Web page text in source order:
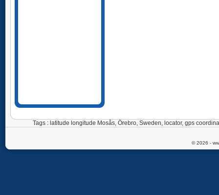
Tags : latitude longitude Mosås, Örebro, Sweden, locator, gps
© 2026 -